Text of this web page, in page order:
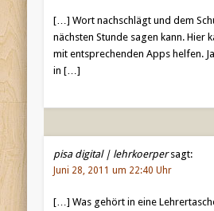
[…] Wort nachschlägt und dem
nächsten Stunde sagen kann. Hier
mit entsprechenden Apps helfen.
in […]
pisa digital | lehrkoerper sagt:
Juni 28, 2011 um 22:40 Uhr
[…] Was gehört in eine